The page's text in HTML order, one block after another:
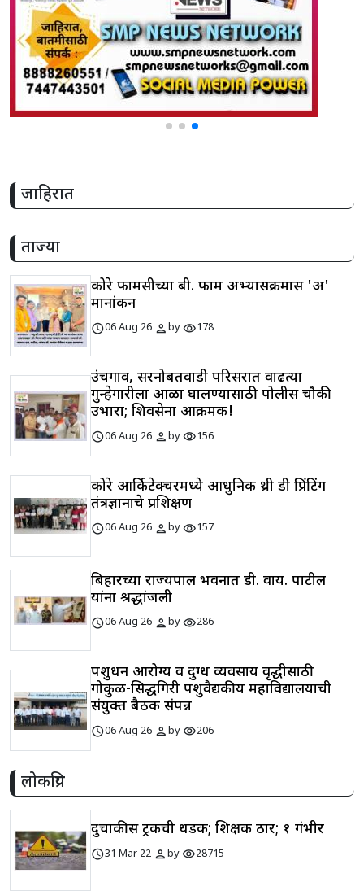
जाहिरात
ताज्या
कोरे फार्मसीच्या बी. फार्म अभ्यासक्रमास 'अ'
मानांकन
schedule06 Aug 26 personbyvisibility178
उंचगाव, सरनोबतवाडी परिसरात वाढत्या
गुन्हेगारीला आळा घालण्यासाठी पोलीस चौकी
उभारा; शिवसेना आक्रमक!
schedule06 Aug 26 personbyvisibility156
कोरे आर्किटेक्चरमध्ये आधुनिक थ्री डी प्रिंटिंग
तंत्रज्ञानाचे प्रशिक्षण
schedule06 Aug 26 personbyvisibility157
बिहारच्या राज्यपाल भवनात डी. वाय. पाटील
यांना श्रद्धांजली
schedule06 Aug 26 personbyvisibility286
पशुधन आरोग्य व दुग्ध व्यवसाय वृद्धीसाठी
गोकुळ-सिद्धगिरी पशुवैद्यकीय महाविद्यालयाची
संयुक्त बैठक संपन्न
schedule06 Aug 26 personbyvisibility206
लोकप्रिय
दुचाकीस ट्रकची धडक; शिक्षक ठार; १ गंभीर
schedule31 Mar 22 personbyvisibility28715